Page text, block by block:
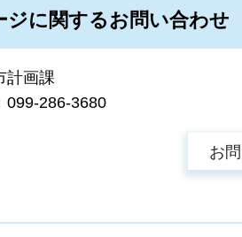
ジに関するお問い合わせ
計画課
099-286-3680